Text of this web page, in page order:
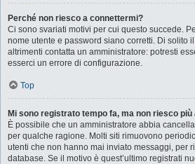
Perché non riesco a connettermi?
Ci sono svariati motivi per cui questo succede.
nome utente e password siano corretti. Di solito
altrimenti contatta un amministratore: potresti
esserci un errore di configurazione.
Top
Mi sono registrato tempo fa, ma non riesco
È possibile che un amministratore abbia
per qualche ragione. Molti siti rimuovono
utenti che non hanno mai inviato messaggi, per
database. Se il motivo è quest’ultimo registrati